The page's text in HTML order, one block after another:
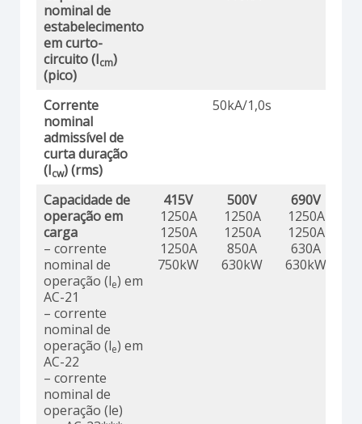
nominal de
estabelecimento
em curto-
circuito (Icm)
(pico)
Corrente
nominal
admissível de
curta duração
(Icw) (rms)
50kA/1,0s
Capacidade de
operação em
carga
– corrente
nominal de
operação (le) em
AC-21
– corrente
nominal de
operação (le) em
AC-22
– corrente
nominal de
operação (le)
415V
1250A
1250A
1250A
750kW
500V
1250A
1250A
850A
630kW
690V
1250A
1250A
630A
630kW